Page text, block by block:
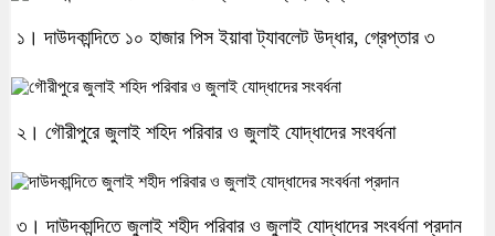
১। দাউদকান্দিতে ১০ হাজার পিস ইয়াবা ট্যাবলেট উদ্ধার, গ্রেপ্তার ৩
২। গৌরীপুরে জুলাই শহিদ পরিবার ও জুলাই যোদ্ধাদের সংবর্ধনা
৩। দাউদকান্দিতে জুলাই শহীদ পরিবার ও জুলাই যোদ্ধাদের সংবর্ধনা প্রদান